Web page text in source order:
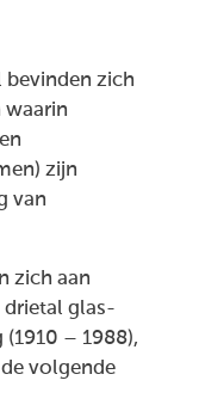
bevinden zich
waarin
zijn
van
zich aan
drietal glas-
– 1988),
volgende